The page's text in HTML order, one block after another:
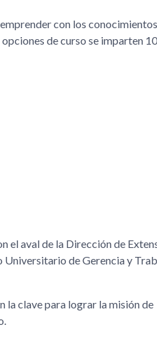
con los conocimientos
de curso se imparten
el aval de la Dirección de
Universitario de Gerencia y
la clave para lograr la misión de